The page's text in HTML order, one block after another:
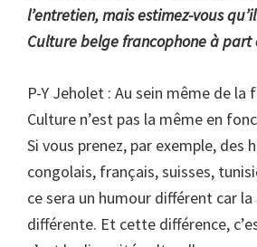
l’entretien, mais estimez-vous
Culture belge francophone à part
P-Y Jeholet : Au sein même de la
Culture n’est pas la même en
Si vous prenez, par exemple, des
congolais, français, suisses,
ce sera un humour différent car
différente. Et cette différence,